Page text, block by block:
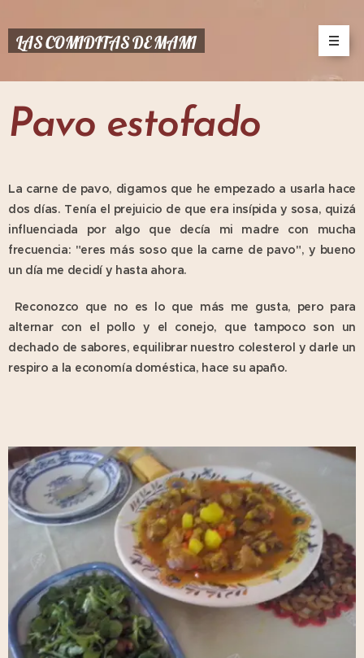
LAS COMIDITAS DE MAMI
Pavo estofado
La carne de pavo, digamos que he empezado a usarla hace
dos días. Tenía el prejuicio de que era insípida y sosa, quizá
influenciada por algo que decía mi madre con mucha
frecuencia: "eres más soso que la carne de pavo", y bueno
un día me decidí y hasta ahora.
Reconozco que no es lo que más me gusta, pero para
alternar con el pollo y el conejo, que tampoco son un
dechado de sabores, equilibrar nuestro colesterol y darle un
respiro a la economía doméstica, hace su apaño.